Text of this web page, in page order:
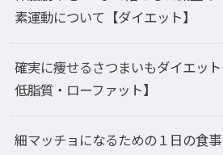
素運動について【ダイエット】
確実に痩せるさつまいもダイエット
低脂質・ローファット】
細マッチョになるための１日の食